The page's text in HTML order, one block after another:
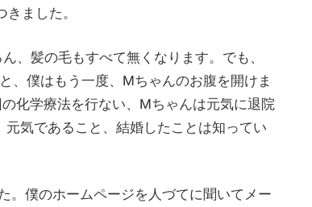
ました。
、髪の毛もすべて無くなります。でも、
、僕はもう一度、Mちゃんのお腹を開けま
化学療法を行ない、Mちゃんは元気に退院
気であること、結婚したことは知ってい
。僕のホームページを人づてに聞いてメー